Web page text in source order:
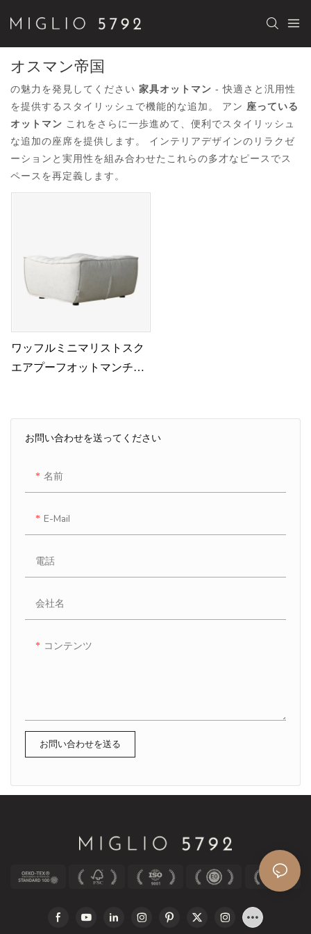
オスマン帝国
の魅力を発見してください 家具オットマン - 快適さと汎用性
を提供するスタイリッシュで機能的な追加。 アン 座っている
オットマン これをさらに一歩進めて、便利でスタイリッシュ
な追加の座席を提供します。 インテリアデザインのリラクゼ
ーションと実用性を組み合わせたこれらの多才なピースでス
ペースを再定義します。
お問い合わせを送ってください
名前
E-Mail
電話
会社名
コンテンツ
お問い合わせを送る
ワッフルミニマリストスク
エアプーフオットマンチェ